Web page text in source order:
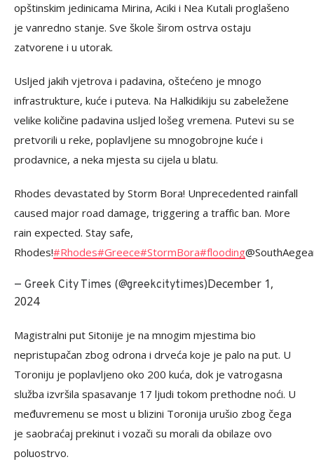
opštinskim jedinicama Mirina, Aciki i Nea Kutali proglašeno
je vanredno stanje. Sve škole širom ostrva ostaju
zatvorene i u utorak.
Usljed jakih vjetrova i padavina, oštećeno je mnogo
infrastrukture, kuće i puteva. Na Halkidikiju su zabeležene
velike količine padavina usljed lošeg vremena. Putevi su se
pretvorili u reke, poplavljene su mnogobrojne kuće i
prodavnice, a neka mjesta su cijela u blatu.
Rhodes devastated by Storm Bora! Unprecedented rainfall
caused major road damage, triggering a traffic ban. More
rain expected. Stay safe,
Rhodes!#Rhodes#Greece#StormBora#flooding
— Greek City Times (@greekcitytimes)December 1,
2024
Magistralni put Sitonije je na mnogim mjestima bio
nepristupačan zbog odrona i drveća koje je palo na put. U
Toroniju je poplavljeno oko 200 kuća, dok je vatrogasna
služba izvršila spasavanje 17 ljudi tokom prethodne noći. U
međuvremenu se most u blizini Toronija urušio zbog čega
je saobraćaj prekinut i vozači su morali da obilaze ovo
poluostrvo.